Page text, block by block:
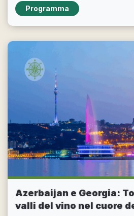
Programma
Azerbaijan e Georgia:
valli del vino nel cuore